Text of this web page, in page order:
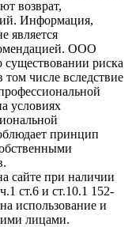
возврат,
Информация,
является
ООО
риска
числе вследствие
условиях
принцип
сайте при наличии
ст.6 и ст.10.1 152-
использование и
лицами.